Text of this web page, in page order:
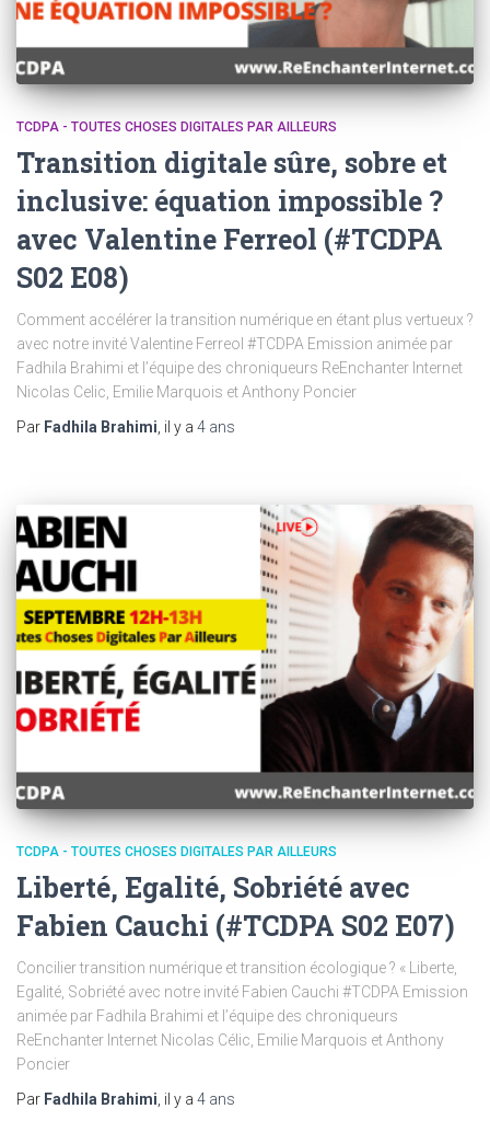
TCDPA - TOUTES CHOSES DIGITALES PAR AILLEURS
Transition digitale sûre, sobre et
inclusive: équation impossible ?
avec Valentine Ferreol (#TCDPA
S02 E08)
Comment accélérer la transition numérique en étant plus vertueux ?
avec notre invité Valentine Ferreol #TCDPA Emission animée par
Fadhila Brahimi et l’équipe des chroniqueurs ReEnchanter Internet
Nicolas Celic, Emilie Marquois et Anthony Poncier
Par Fadhila Brahimi , il y a 4 ans
TCDPA - TOUTES CHOSES DIGITALES PAR AILLEURS
Liberté, Egalité, Sobriété avec
Fabien Cauchi (#TCDPA S02 E07)
Concilier transition numérique et transition écologique ? « Liberte,
Egalité, Sobriété avec notre invité Fabien Cauchi #TCDPA Emission
animée par Fadhila Brahimi et l’équipe des chroniqueurs
ReEnchanter Internet Nicolas Célic, Emilie Marquois et Anthony
Poncier
Par Fadhila Brahimi, il y a 4 ans